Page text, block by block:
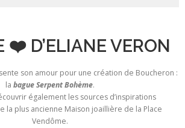
❤️ D’ELIANE VERON
son amour pour une création de Boucheron :
la bague Serpent Bohème.
également les sources d’inspirations
la plus ancienne Maison joaillière de la Place
Vendôme.